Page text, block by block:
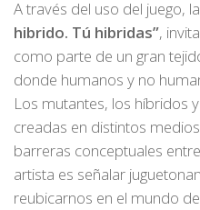
A través del uso del juego,
hibrido. Tú hibridas”,
como parte de un gran
donde humanos y no
Los mutantes, los híbridos
creadas en distintos
barreras conceptuales
artista es señalar
reubicarnos en el mundo